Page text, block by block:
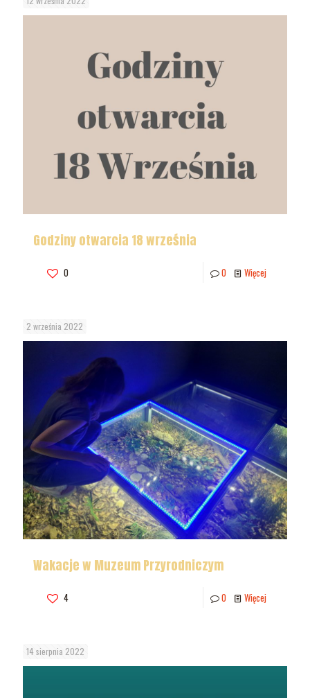
Godziny otwarcia 18 września
0 0 Więcej
2 września 2022
Wakacje w Muzeum Przyrodniczym
4 0 Więcej
14 sierpnia 2022